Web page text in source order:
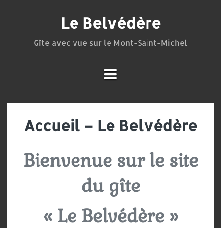
Le Belvédère
Gîte avec vue sur le Mont-Saint-Michel
Accueil – Le Belvédère
Bienvenue sur le site
du gîte
« Le Belvédère »